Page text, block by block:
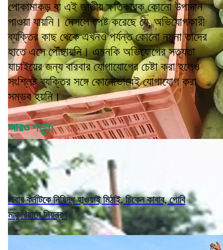
পোকামাকড় বা এই জাতীয় ক্ষতিকারক কোনো উপাদান
পাওয়া যায়নি। নেসলে স্পষ্ট করেছে যে, অভিযোগকারী
ব্যক্তির কাছ থেকে এখনও পর্যন্ত কোনো নমুনা তাদের
হাতে এসে পৌঁছায়নি। এমনকি অভিযোগের সত্যতা
যাচাইয়ের জন্য বারবার যোগাযোগের চেষ্টা করা হলেও
সংশ্লিষ্ট ব্যক্তির সঙ্গে কোনোভাবেই যোগাযোগ করা
সম্ভব হয়নি।
আরও পড়ুন:
এবার কর্নাটকে নিষিদ্ধ হাওয়াই মিঠাই, চিকেন কাবাব, গোবি
মাঞ্চুরিয়ানে নিয়ন্ত্রণ